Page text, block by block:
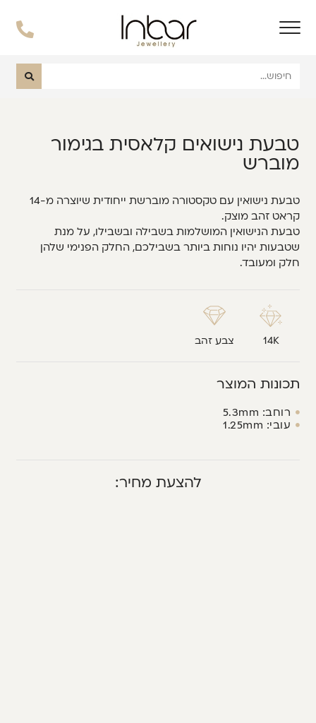
טבעת נישואים קלאסית בגימור
מוברש
טבעת נישואין עם טקסטורה מוברשת ייחודית שיוצרה מ-14
קראט זהב מוצק.
טבעת הנישואין המושלמות בשבילה ובשבילו, על מנת
שטבעות יהיו נוחות ביותר בשבילכם, החלק הפנימי שלהן
חלק ומעובד.
14K צבע זהב
תכונות המוצר
רוחב: 5.3mm
עובי: 1.25mm
להצעת מחיר: